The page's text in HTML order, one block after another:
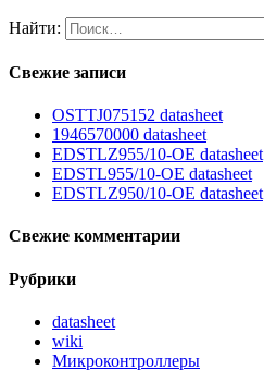
Найти:
Свежие записи
OSTTJ075152 datasheet
1946570000 datasheet
EDSTLZ955/10-OE datasheet
EDSTL955/10-OE datasheet
EDSTLZ950/10-OE datasheet
Свежие комментарии
Рубрики
datasheet
wiki
Микроконтроллеры